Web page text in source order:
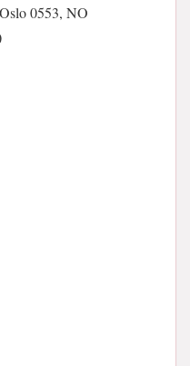
0553, NO